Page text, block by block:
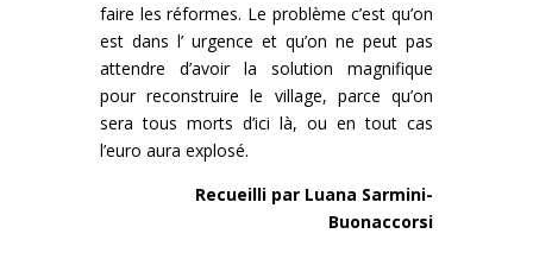
faire les réformes. Le problème c’est qu’on
est dans l’ urgence et qu’on ne peut pas
attendre d’avoir la solution magnifique
pour reconstruire le village, parce qu’on
sera tous morts d’ici là, ou en tout cas
l’euro aura explosé.
Recueilli par Luana Sarmini-
Buonaccorsi